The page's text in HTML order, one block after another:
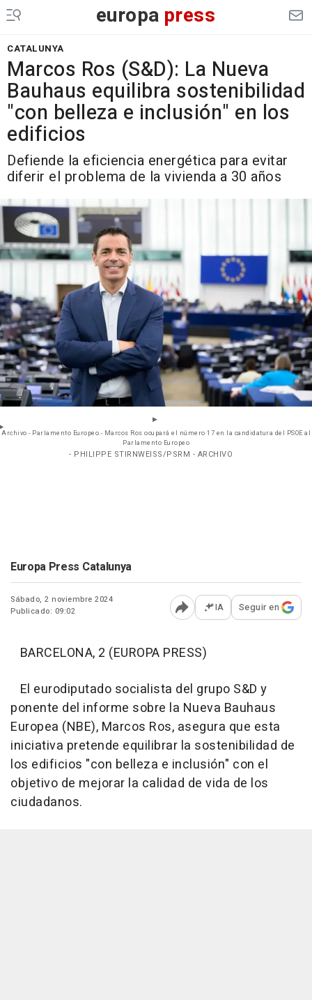
europa press
CATALUNYA
Marcos Ros (S&D): La Nueva
Bauhaus equilibra sostenibilidad
"con belleza e inclusión" en los
edificios
Defiende la eficiencia energética para evitar
diferir el problema de la vivienda a 30 años
Archivo - Parlamento Europeo.- Marcos Ros ocupará el número 17 en la candidatura del PSOE al
Parlamento Europeo
- PHILIPPE STIRNWEISS/PSRM - ARCHIVO
Europa Press Catalunya
Sábado, 2 noviembre 2024
Publicado: 09:02
Abrir opciones para
IA Seguir en
BARCELONA, 2 (EUROPA PRESS)
El eurodiputado socialista del grupo S&D y
ponente del informe sobre la Nueva Bauhaus
Europea (NBE), Marcos Ros, asegura que esta
iniciativa pretende equilibrar la sostenibilidad de
los edificios "con belleza e inclusión" con el
objetivo de mejorar la calidad de vida de los
ciudadanos.